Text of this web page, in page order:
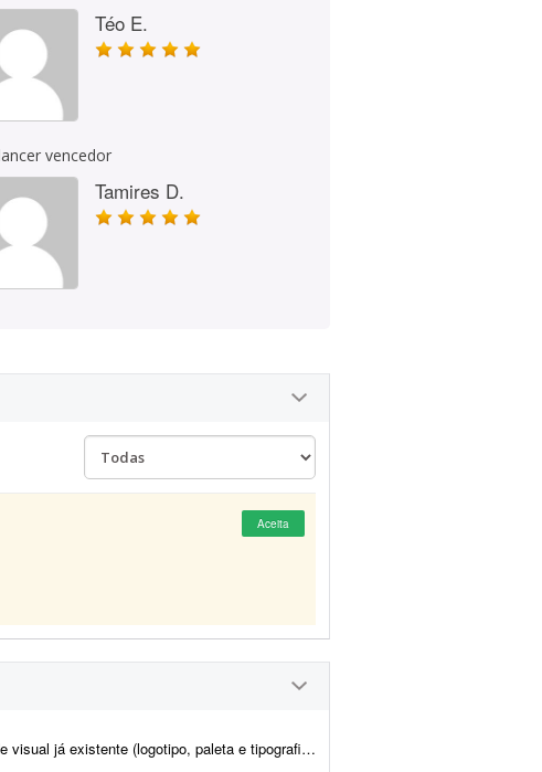
Téo E.
vencedor
Tamires D.
Aceita
tipografia já estão prontos). Já possuem brand kit pronto e a demo da p...